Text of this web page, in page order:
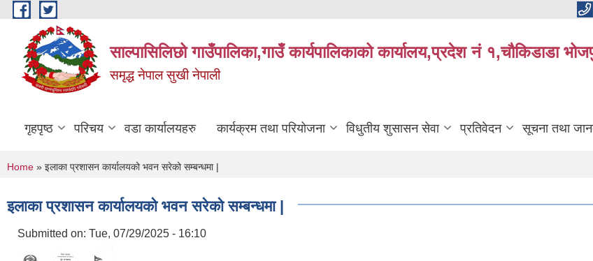
Skip to main content
साल्पासिलिछो गाउँपालिका,गाउँ कार्यपालिकाको कार्यालय,प्रदेश नं १,चौकिडाडा
समृद्ध नेपाल सुखी नेपाली
गृहपृष्ठ परिचय वडा कार्यालयहरु कार्यक्रम तथा परियोजना विधुतीय शुसासन सेवा प्रतिवेदन सूचना तथा
You are here
Home » इलाका प्रशासन कार्यालयको भवन सरेको सम्बन्धमा |
इलाका प्रशासन कार्यालयको भवन सरेको सम्बन्धमा |
Submitted on: Tue, 07/29/2025 - 16:10